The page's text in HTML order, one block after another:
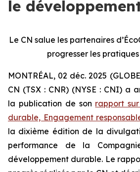
le
Le CN salue les partenaires
progresser les
MONTRÉAL, 02 déc. 2025
CN (TSX : CNR) (NYSE : CNI) a
la publication de son rapport
durable, Engagement
la dixième édition de la
performance de la
développement durable. Le